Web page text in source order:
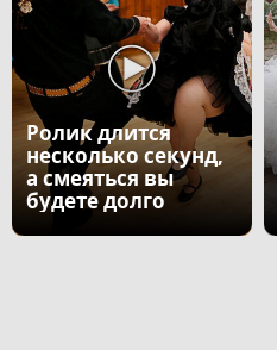
Ролик длится
несколько секунд,
а смеяться вы
будете долго